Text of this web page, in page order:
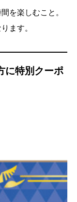
を楽しむこと。
ます。
に特別クーポ